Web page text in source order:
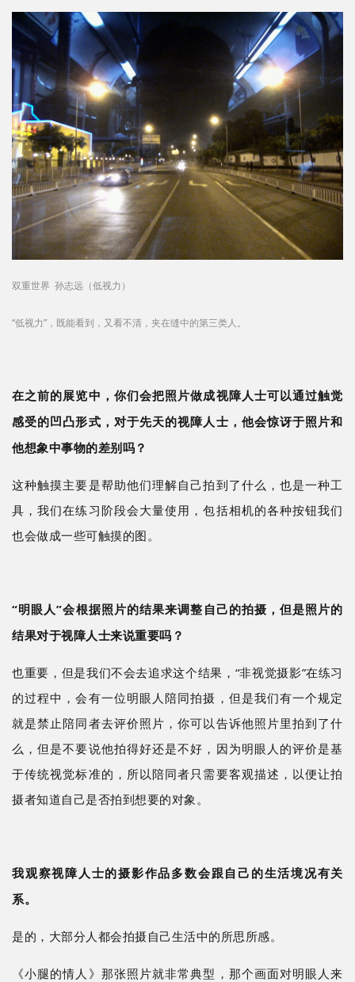
双重世界 孙志远（低视力）
“低视力”，既能看到，又看不清，夹在缝中的第三类人。
在之前的展览中，你们会把照片做成视障人士可以通过触觉
感受的凹凸形式，对于先天的视障人士，他会惊讶于照片和
他想象中事物的差别吗？
这种触摸主要是帮助他们理解自己拍到了什么，也是一种工
具，我们在练习阶段会大量使用，包括相机的各种按钮我们
也会做成一些可触摸的图。
“明眼人”会根据照片的结果来调整自己的拍摄，但是照片的
结果对于视障人士来说重要吗？
也重要，但是我们不会去追求这个结果， “非视觉摄影”在练习
的过程中，会有一位明眼人陪同拍摄，但是我们有一个规定
就是禁止陪同者去评价照片，你可以告诉他照片里拍到了什
么，但是不要说他拍得好还是不好，因为明眼人的评价是基
于传统视觉标准的，所以陪同者只需要客观描述，以便让拍
摄者知道自己是否拍到想要的对象。
我观察视障人士的摄影作品多数会跟自己的生活境况有关
系。
是的，大部分人都会拍摄自己生活中的所思所感。
《小腿的情人》那张照片就非常典型，那个画面对明眼人来